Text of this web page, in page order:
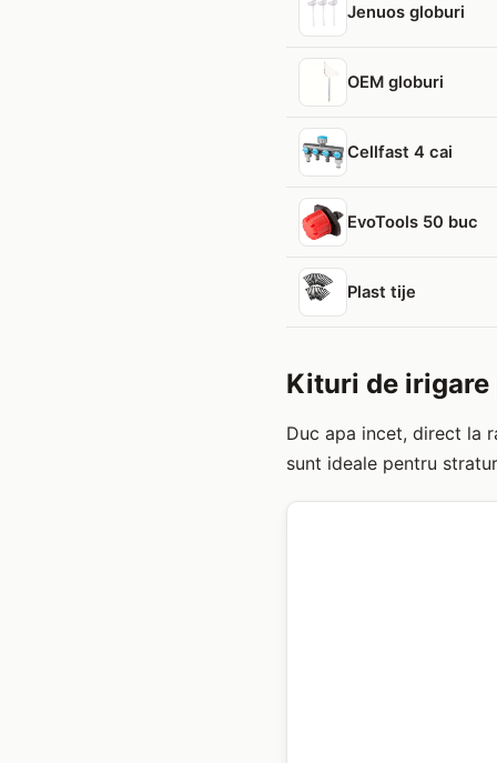
Jenuos globuri
OEM globuri
Cellfast 4 cai
EvoTools 50 buc
Plast tije
Kituri de
Duc apa incet, direct la
sunt ideale pentru